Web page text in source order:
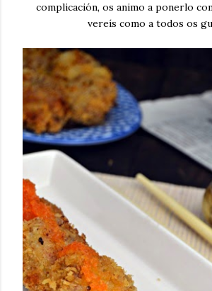
complicación, os animo a ponerlo
vereís como a todos os